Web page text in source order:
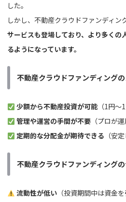
した。
しかし、不動産クラウドファンディン
サービスも登場しており、より多くの
るようになっています。
不動産クラウドファンディング
少額から不動産投資が可能（1円〜1
管理や運営の手間が不要（プロが運
定期的な分配金が期待できる （安
不動産クラウドファンディング
流動性が低い（投資期間中は資金を